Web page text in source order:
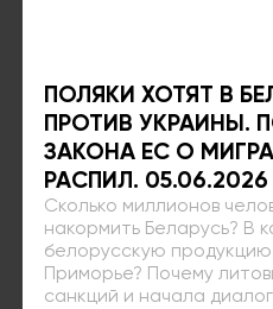
ПОЛЯКИ ХОТЯТ В
ПРОТИВ УКРАИНЫ.
ЗАКОНА ЕС О
РАСПИЛ. 05.06.2026
Сколько миллионов
накормить Беларусь? В
белорусскую
Приморье? Почему
санкций и начала